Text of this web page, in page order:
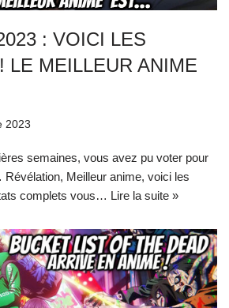
: VOICI LES
LE MEILLEUR ANIME
2023
semaines, vous avez pu voter pour
Meilleur anime, voici les
complets vous… Lire la suite »